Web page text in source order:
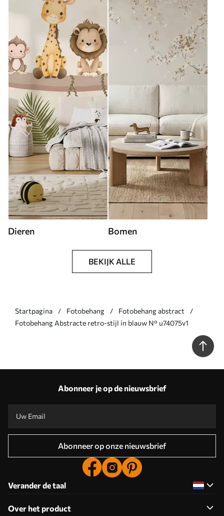
Dieren Bomen
BEKIJK ALLE
Startpagina Fotobehang
Fotobehang abstract
Fotobehang Abstracte retro-stijl in blauw N° u74075v1
Abonneer je op de nieuwsbrief
Abonneer op onze nieuwsbrief
Verander de taal
Over het product